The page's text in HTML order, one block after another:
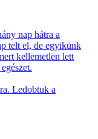
nap hátra a
telt el, de egyikünk
kellemetlen lett
Ledobtuk a